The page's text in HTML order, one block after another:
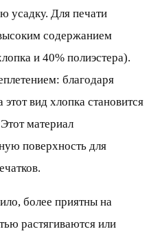
усадку. Для печати
содержанием
и 40% полиэстера).
благодаря
вид хлопка становится
материал
поверхность для
более приятны на
растягиваются или